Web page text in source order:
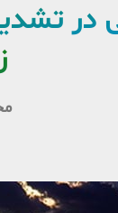
در